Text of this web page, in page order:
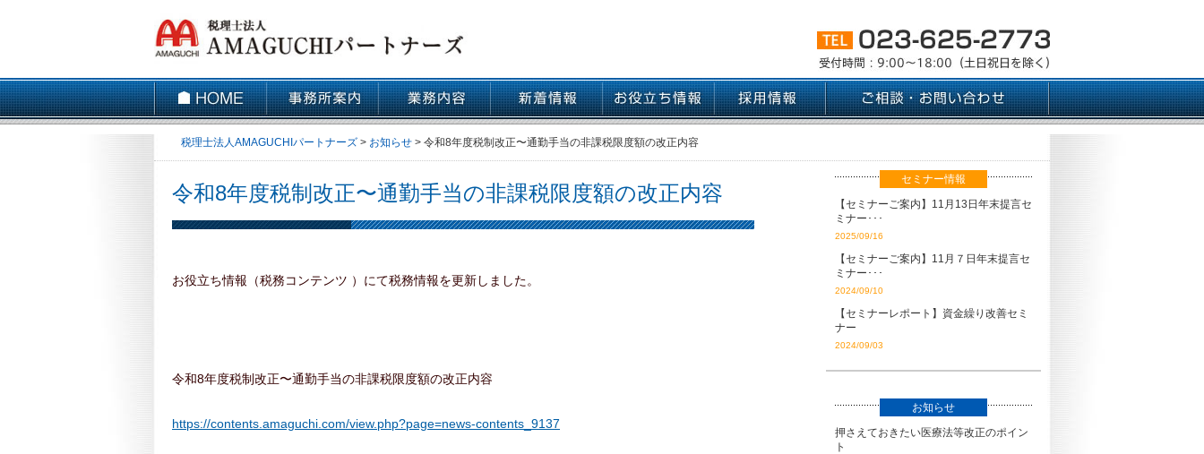
事務所案内
アクセス 月次巡回監査
決算前検討会
決算申告
財務分析
経営計画書作成
資金繰り
リスクマネジメント
企業継承
相続
確定申告
資産運用 お知らせ情報
セミナー情報
税理士法人AMAGUCHIパートナーズ > お知らせ > 令和8年度税制改正〜通勤手当の非課税限度額の改正内容
令和8年度税制改正〜通勤手当の非課税限度額の改正内容
お役立ち情報（税務コンテンツ ）にて税務情報を更新しました。
令和8年度税制改正〜通勤手当の非課税限度額の改正内容
https://contents.amaguchi.com/view.php?page=news-contents_9137
セミナー情報
【セミナーご案内】11月13日年末提言セ
ミナー･･･
2025/09/16
【セミナーご案内】11月７日年末提言セ
ミナー･･･
2024/09/10
【セミナーレポート】資金繰り改善セミ
ナー
2024/09/03
お知らせ
押さえておきたい医療法等改正のポイン
ト